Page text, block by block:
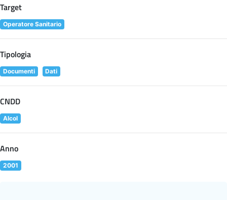
Target
Operatore Sanitario
Tipologia
Documenti Dati
CNDD
Alcol
Anno
2001